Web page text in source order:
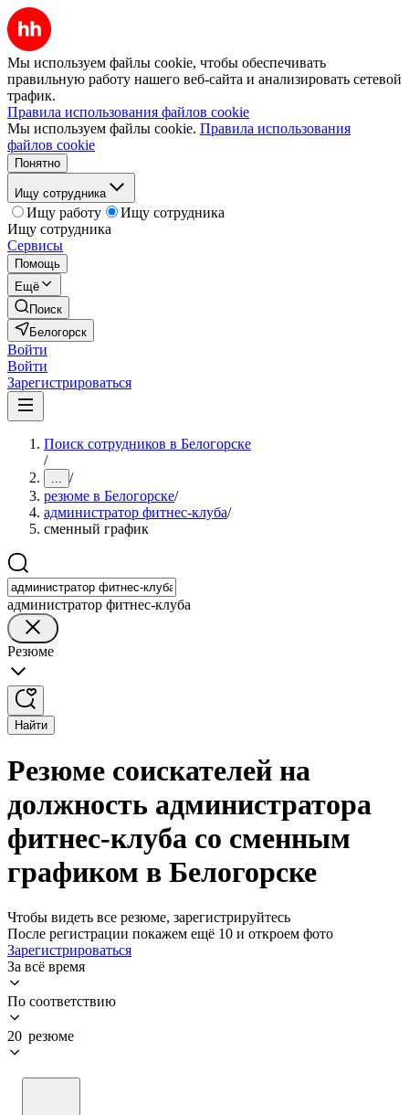
Мы используем файлы cookie, чтобы обеспечивать
правильную работу нашего веб-сайта и анализировать сетевой
трафик.
Правила использования файлов cookie
Мы используем файлы cookie. Правила использования
файлов cookie
Понятно
Ищу сотрудника
Ищу работу
Ищу сотрудника
Ищу сотрудника
Сервисы
Помощь
Ещё
Поиск
Белогорск
Войти
Войти
Зарегистрироваться
Поиск сотрудников в Белогорске
/
... /
резюме в Белогорске/
администратор фитнес-клуба/
сменный график
администратор фитнес-клуба
Резюме
Найти
Резюме соискателей на
должность администратора
фитнес-клуба со сменным
графиком в Белогорске
Чтобы видеть все резюме, зарегистрируйтесь
После регистрации покажем ещё 10 и откроем фото
Зарегистрироваться
За всё время
По соответствию
20 резюме